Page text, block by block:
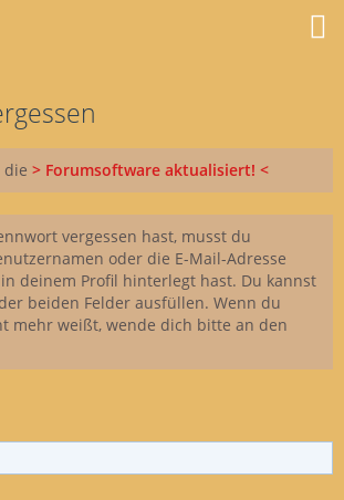
die > Forumsoftware aktualisiert! <
vergessen hast, musst du
oder die E-Mail-Adresse
deinem Profil hinterlegt hast. Du kannst
beiden Felder ausfüllen. Wenn du
mehr weißt, wende dich bitte an den